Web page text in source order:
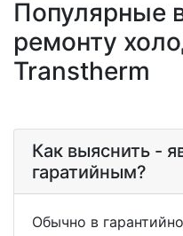
Популярные
ремонту
Transtherm
Как выяснить -
гаратийным?
Обычно в